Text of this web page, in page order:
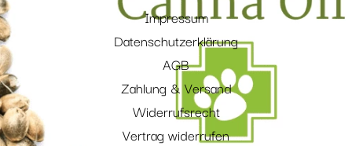
Impressum
Datenschutzerklärung
AGB
Zahlung & Versand
Widerrufsrecht
Vertrag widerrufen